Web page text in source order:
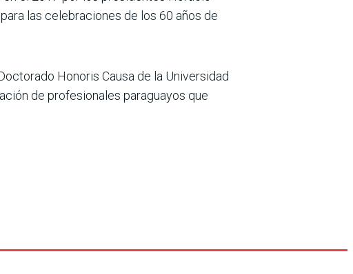
las celebraciones de los 60 años de
Honoris Causa de la Universidad
de profesionales paraguayos que